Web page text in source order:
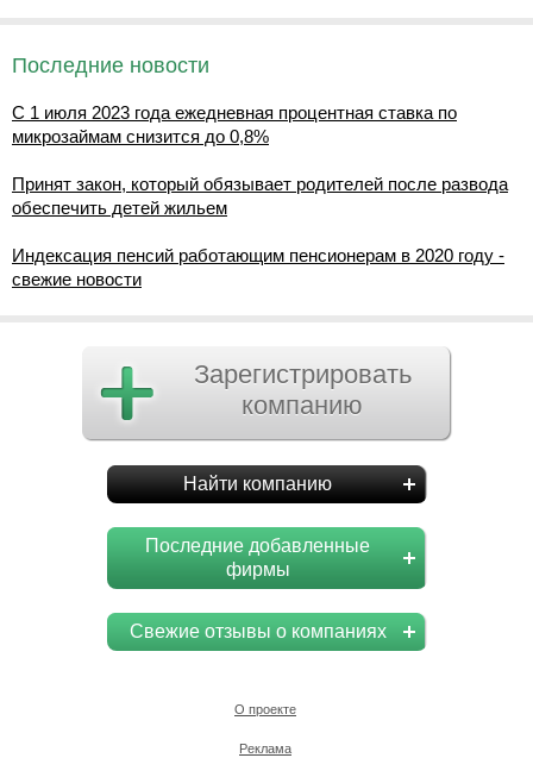
Последние новости
С 1 июля 2023 года ежедневная процентная ставка по
микрозаймам снизится до 0,8%
Принят закон, который обязывает родителей после развода
обеспечить детей жильем
Индексация пенсий работающим пенсионерам в 2020 году -
свежие новости
Зарегистрировать
компанию
Найти компанию
Последние добавленные
фирмы
Свежие отзывы о компаниях
О проекте
Реклама